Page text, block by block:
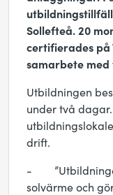
Sollefteå. 20
certifierades på
samarbete med
Utbildningen
under två
drift.
-
solvärme och